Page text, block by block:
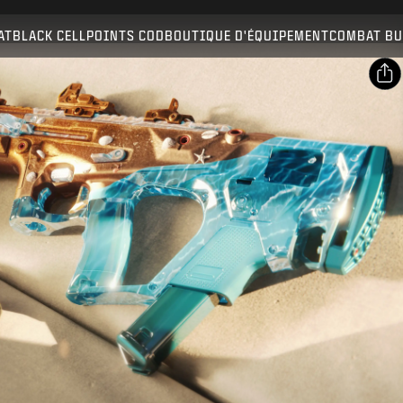
BLACK CELL POINTS COD BOUTIQUE D'ÉQUIPEMENTCOMBAT
ENVOYER
ANNULER
Activision peut mettre à jour, remplacer ou supprimer
ce contenu en jeu à tout moment.
Email
Facebook
X
Copier le lien